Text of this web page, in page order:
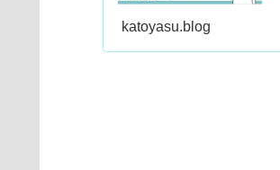
katoyasu.blog